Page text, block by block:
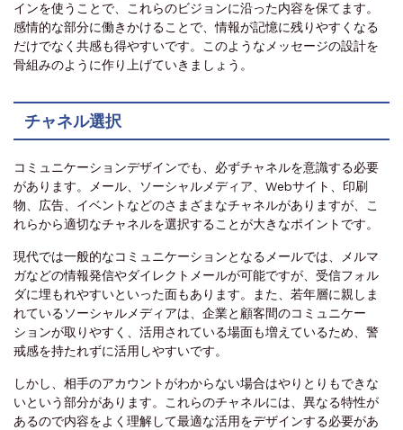
インを使うことで、これらのビジョンに沿った内容を保てます。
感情的な部分に働きかけることで、情報が記憶に残りやすくなる
だけでなく共感も得やすいです。このようなメッセージの設計を
骨組みのように作り上げていきましょう。
チャネル選択
コミュニケーションデザインでも、必ずチャネルを意識する必要
があります。メール、ソーシャルメディア、Webサイト、印刷
物、広告、イベントなどのさまざまなチャネルがありますが、こ
れらから適切なチャネルを選択することが大きなポイントです。
現代では一般的なコミュニケーションとなるメールでは、メルマ
ガなどの情報発信やダイレクトメールが可能ですが、受信フォル
ダに埋もれやすいといった面もあります。また、若年層に親しま
れているソーシャルメディアは、企業と顧客間のコミュニケー
ションが取りやすく、活用されている場面も増えているため、警
戒感を持たれずに活用しやすいです。
しかし、相手のアカウントがわからない場合はやりとりもできな
いという部分があります。これらのチャネルには、異なる特性が
あるので内容をよく理解して最適な活用をデザインする必要があ